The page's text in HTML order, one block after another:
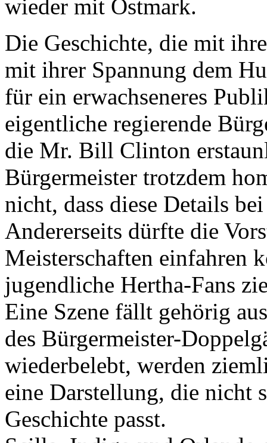
wieder mit Ostmark.
Die Geschichte, die mit
mit ihrer Spannung dem
für ein erwachseneres
eigentliche regierende
die Mr. Bill Clinton
Bürgermeister trotzdem
nicht, dass diese Details
Andererseits dürfte die
Meisterschaften einfahren
jugendliche Hertha-Fans
Eine Szene fällt gehörig
des Bürgermeister-
wiederbelebt, werden
eine Darstellung, die nicht
Geschichte passt.